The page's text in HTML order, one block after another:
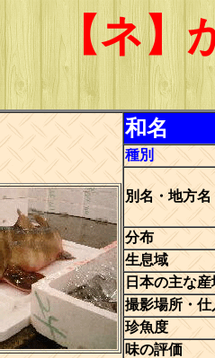
【ネ】
和名
種別
別名・地方名
分布
生息域
日本の主な産
撮影場所・仕
珍魚度
味の評価